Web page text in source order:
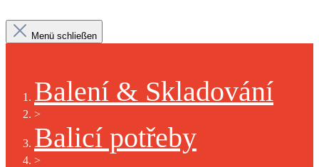
Menü schließen
Balení & Skladování
>
Balicí potřeby
>